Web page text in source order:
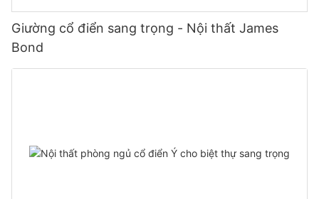
Giường cổ điển sang trọng - Nội thất James
Bond